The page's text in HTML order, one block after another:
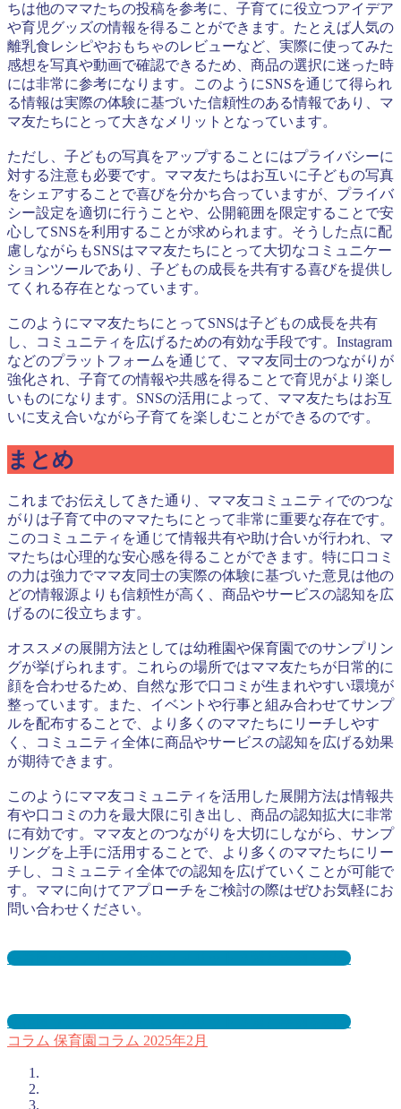
ちは他のママたちの投稿を参考に、子育てに役立つアイデア
や育児グッズの情報を得ることができます。たとえば人気の
離乳食レシピやおもちゃのレビューなど、実際に使ってみた
感想を写真や動画で確認できるため、商品の選択に迷った時
には非常に参考になります。このようにSNSを通じて得られ
る情報は実際の体験に基づいた信頼性のある情報であり、マ
マ友たちにとって大きなメリットとなっています。
ただし、子どもの写真をアップすることにはプライバシーに
対する注意も必要です。ママ友たちはお互いに子どもの写真
をシェアすることで喜びを分かち合っていますが、プライバ
シー設定を適切に行うことや、公開範囲を限定することで安
心してSNSを利用することが求められます。そうした点に配
慮しながらもSNSはママ友たちにとって大切なコミュニケー
ションツールであり、子どもの成長を共有する喜びを提供し
てくれる存在となっています。
このようにママ友たちにとってSNSは子どもの成長を共有
し、コミュニティを広げるための有効な手段です。Instagram
などのプラットフォームを通じて、ママ友同士のつながりが
強化され、子育ての情報や共感を得ることで育児がより楽し
いものになります。SNSの活用によって、ママ友たちはお互
いに支え合いながら子育てを楽しむことができるのです。
まとめ
これまでお伝えしてきた通り、ママ友コミュニティでのつな
がりは子育て中のママたちにとって非常に重要な存在です。
このコミュニティを通じて情報共有や助け合いが行われ、マ
マたちは心理的な安心感を得ることができます。特に口コミ
の力は強力でママ友同士の実際の体験に基づいた意見は他の
どの情報源よりも信頼性が高く、商品やサービスの認知を広
げるのに役立ちます。
オススメの展開方法としては幼稚園や保育園でのサンプリン
グが挙げられます。これらの場所ではママ友たちが日常的に
顔を合わせるため、自然な形で口コミが生まれやすい環境が
整っています。また、イベントや行事と組み合わせてサンプ
ルを配布することで、より多くのママたちにリーチしやす
く、コミュニティ全体に商品やサービスの認知を広げる効果
が期待できます。
このようにママ友コミュニティを活用した展開方法は情報共
有や口コミの力を最大限に引き出し、商品の認知拡大に非常
に有効です。ママ友とのつながりを大切にしながら、サンプ
リングを上手に活用することで、より多くのママたちにリー
チし、コミュニティ全体での認知を広げていくことが可能で
す。ママに向けてアプローチをご検討の際はぜひお気軽にお
問い合わせください。
保育園サンプリングとは？メリット３選と事例を紹介
幼稚園サンプリングとは？メリット３選と事例を紹介
コラム 保育園コラム 2025年2月